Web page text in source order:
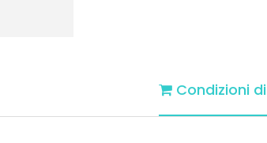
Condizioni